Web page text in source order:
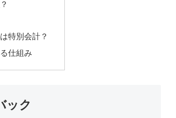
特別会計？
仕組み
ック